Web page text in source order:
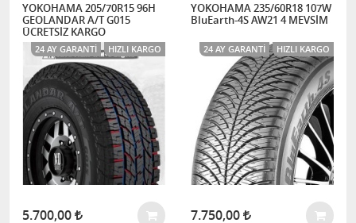
YOKOHAMA 205/70R15 96H
GEOLANDAR A/T G015
ÜCRETSİZ KARGO
24 AY GARANTI HIZLI KARGO
5.700,00
YOKOHAMA 235/60R18 107W
BluEarth-4S AW21 4 MEVSİM
24 AY GARANTI HIZLI KARGO
7.750,00